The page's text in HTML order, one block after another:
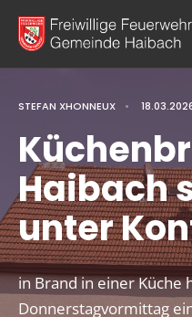
STEFAN XHONNEUX •
Haibach
unter
in Brand in einer Küche
Donnerstagvormittag